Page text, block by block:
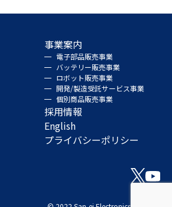
事業案内
電子部品販売事業
バッテリー販売事業
ロボット販売事業
開発/製造受託サービス事業
個別商品販売事業
採用情報
English
プライバシーポリシー